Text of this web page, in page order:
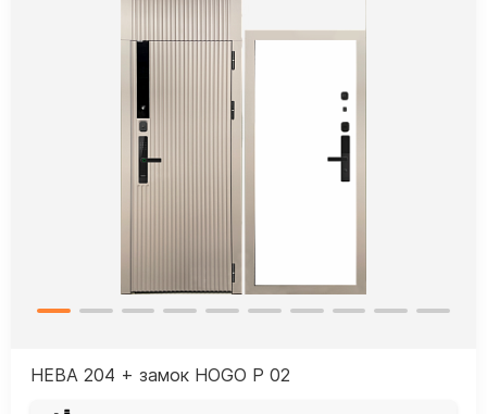
НЕВА 204 + замок HOGO P 02